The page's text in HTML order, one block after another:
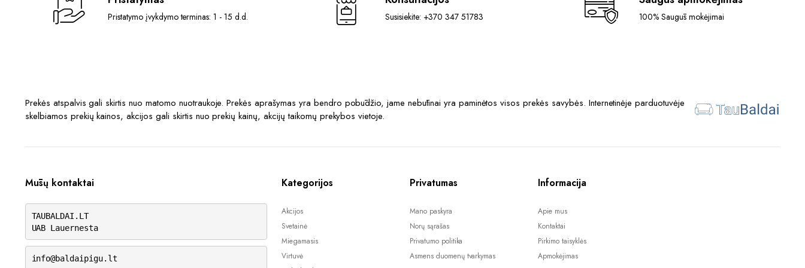
Pristatymo įvykdymo terminas: 1 - 15 d.d. Susisiekite: +370 347 51783 100% Saugūs mokėjimai
Prekės atspalvis gali skirtis nuo matomo nuotraukoje. Prekės aprašymas yra bendro pobūdžio, jame nebūtinai yra paminėtos visos prekės savybės. Internetinėje parduotuvėje
skelbiamos prekių kainos, akcijos gali skirtis nuo prekių kainų, akcijų taikomų prekybos vietoje.
Mūsų kontaktai
TAUBALDAI.LT
UAB Lauernesta
info@baldaipigu.lt
Kategorijos
Akcijos
Svetainė
Miegamasis
Virtuvė
Privatumas
Mano paskyra
Norų sąrašas
Privatumo politika
Asmens duomenų tvarkymas
Informacija
Apie mus
Kontaktai
Pirkimo taisyklės
Apmokėjimas